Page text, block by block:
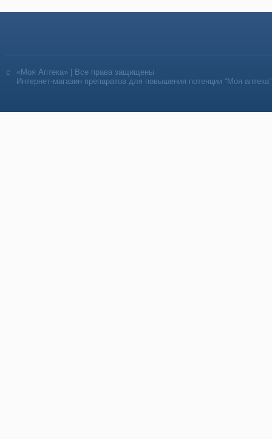
«Моя Аптека» | Все права защищены
Интернет-магазин препаратов для повышения потенции “Моя